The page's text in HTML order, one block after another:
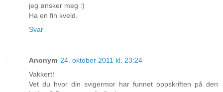
jeg ønsker meg :)
Ha en fin kveld.
Svar
Anonym 24. oktober 2011 kl. 23:24
Vakkert!
Vet du hvor din svigermor har funnet oppskriften på den